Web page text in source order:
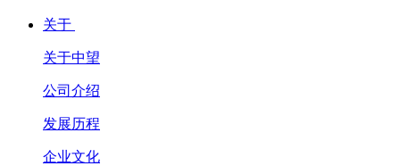
关于
关于中望
公司介绍
发展历程
企业文化